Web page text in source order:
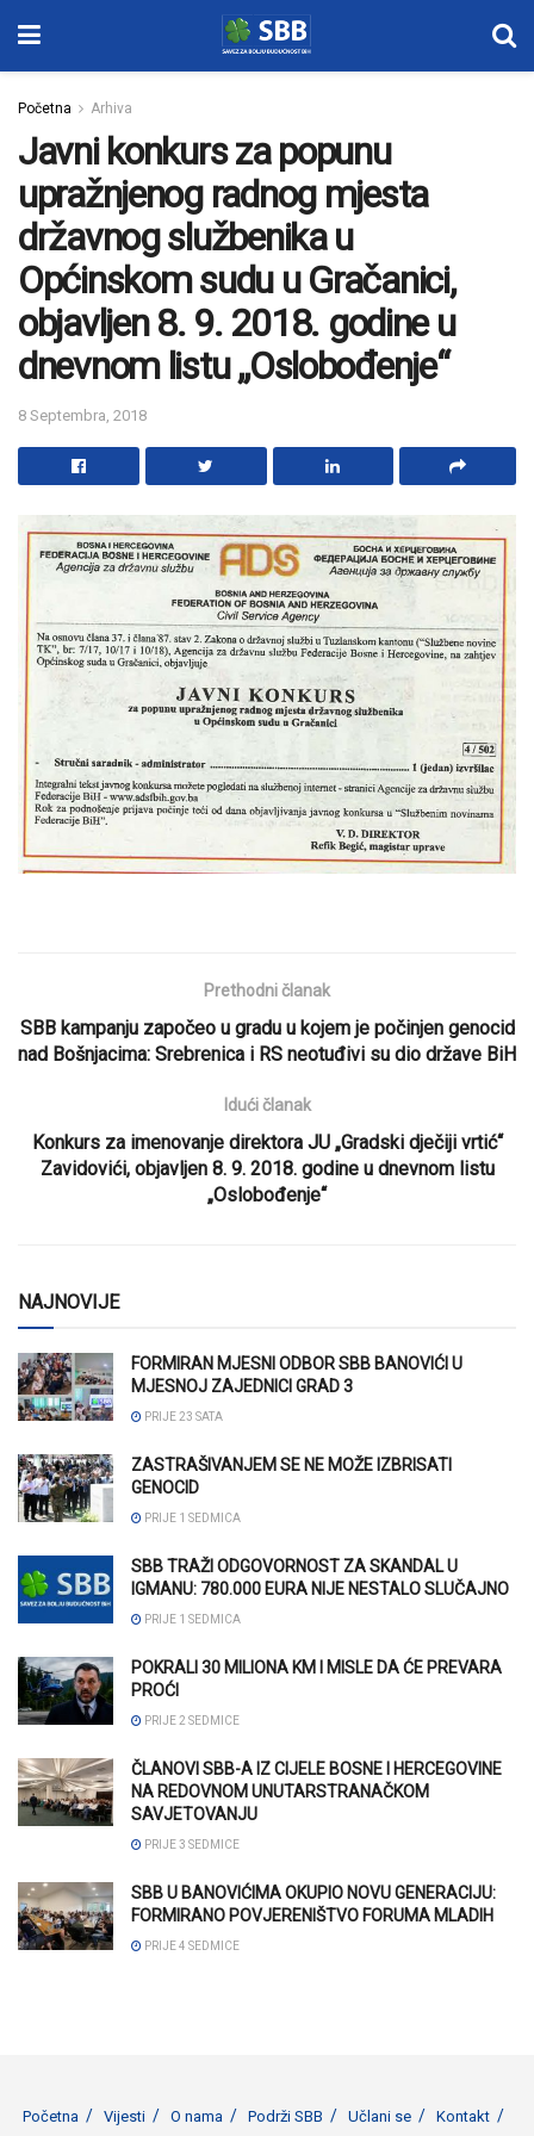
Početna Arhiva
Javni konkurs za popunu
upražnjenog radnog mjesta
državnog službenika u
Općinskom sudu u Gračanici,
objavljen 8. 9. 2018. godine u
dnevnom listu „Oslobođenje“
8 Septembra, 2018
Prethodni članak
SBB kampanju započeo u gradu u kojem je počinjen genocid
nad Bošnjacima: Srebrenica i RS neotuđivi su dio države BiH
Idući članak
Konkurs za imenovanje direktora JU „Gradski dječiji vrtić“
Zavidovići, objavljen 8. 9. 2018. godine u dnevnom listu
„Oslobođenje“
NAJNOVIJE
FORMIRAN MJESNI ODBOR SBB BANOVIĆI U
MJESNOJ ZAJEDNICI GRAD 3
PRIJE 23 SATA
ZASTRAŠIVANJEM SE NE MOŽE IZBRISATI
GENOCID
PRIJE 1 SEDMICA
SBB TRAŽI ODGOVORNOST ZA SKANDAL U
IGMANU: 780.000 EURA NIJE NESTALO SLUČAJNO
PRIJE 1 SEDMICA
POKRALI 30 MILIONA KM I MISLE DA ĆE PREVARA
PROĆI
PRIJE 2 SEDMICE
ČLANOVI SBB-A IZ CIJELE BOSNE I HERCEGOVINE
NA REDOVNOM UNUTARSTRANAČKOM
SAVJETOVANJU
PRIJE 3 SEDMICE
SBB U BANOVIĆIMA OKUPIO NOVU GENERACIJU:
FORMIRANO POVJERENIŠTVO FORUMA MLADIH
PRIJE 4 SEDMICE
Početna Vijesti O nama Podrži SBB Učlani se
Kontakt